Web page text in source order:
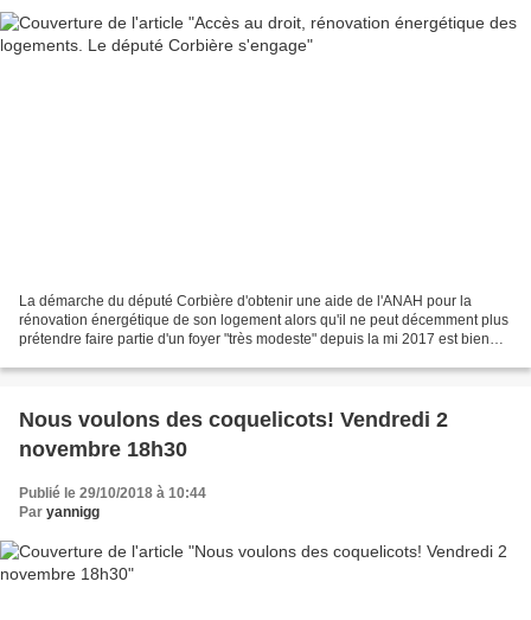
La démarche du député Corbière d'obtenir une aide de l'ANAH pour la
rénovation énergétique de son logement alors qu'il ne peut décemment plus
prétendre faire partie d'un foyer "très modeste" depuis la mi 2017 est bien
Nous voulons des coquelicots! Vendredi 2
novembre 18h30
Publié le 29/10/2018 à 10:44
Par yannigg